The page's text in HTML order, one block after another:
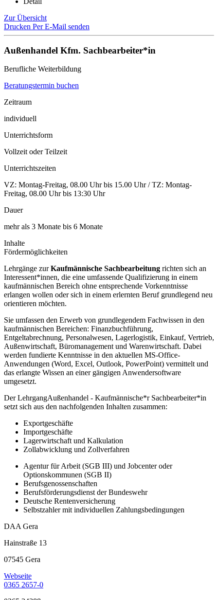
Zur Übersicht
Drucken Per E-Mail senden
Außenhandel Kfm. Sachbearbeiter*in
Berufliche Weiterbildung
Beratungstermin buchen
Zeitraum
individuell
Unterrichtsform
Vollzeit oder Teilzeit
Unterrichtszeiten
VZ: Montag-Freitag, 08.00 Uhr bis 15.00 Uhr / TZ: Montag-
Freitag, 08.00 Uhr bis 13:30 Uhr
Dauer
mehr als 3 Monate bis 6 Monate
Inhalte
Fördermöglichkeiten
Lehrgänge zurKaufmännische Sachbearbeitung richten sich an
Interessent*innen, die eine umfassende Qualifizierung in einem
kaufmännischen Bereich ohne entsprechende Vorkenntnisse
erlangen wollen oder sich in einem erlernten Beruf grundlegend neu
orientieren möchten.
Sie umfassen den Erwerb von grundlegendem Fachwissen in den
kaufmännischen Bereichen: Finanzbuchführung,
Entgeltabrechnung, Personalwesen, Lagerlogistik, Einkauf, Vertrieb,
Außenwirtschaft, Büromanagement und Warenwirtschaft. Dabei
werden fundierte Kenntnisse in den aktuellen MS-Office-
Anwendungen (Word, Excel, Outlook, PowerPoint) vermittelt und
das erlangte Wissen an einer gängigen Anwendersoftware
umgesetzt.
Der LehrgangAußenhandel - Kaufmännische*r Sachbearbeiter*in
setzt sich aus den nachfolgenden Inhalten zusammen:
Exportgeschäfte
Importgeschäfte
Lagerwirtschaft und Kalkulation
Zollabwicklung und Zollverfahren
Agentur für Arbeit (SGB III) und Jobcenter oder
Optionskommunen (SGB II)
Berufsgenossenschaften
Berufsförderungsdienst der Bundeswehr
Deutsche Rentenversicherung
Selbstzahler mit individuellen Zahlungsbedingungen
DAA Gera
Hainstraße 13
07545 Gera
Webseite
0365 2657-0